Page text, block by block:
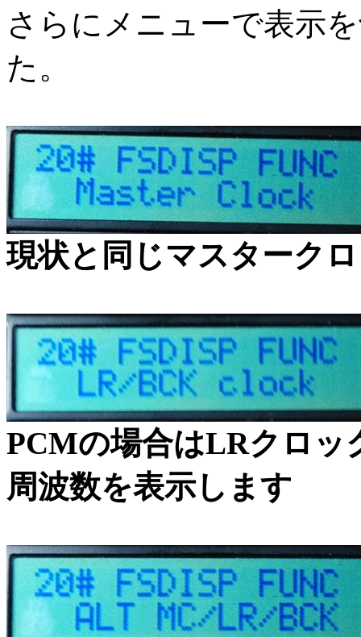
さらにメニューで表示
た。
現状と同じマスターク
PCMの場合はLRクロッ
周波数を表示します